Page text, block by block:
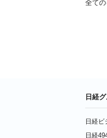
全ての
日経
日経
日経